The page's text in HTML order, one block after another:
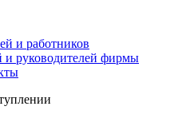
и работников
и руководителей фирмы